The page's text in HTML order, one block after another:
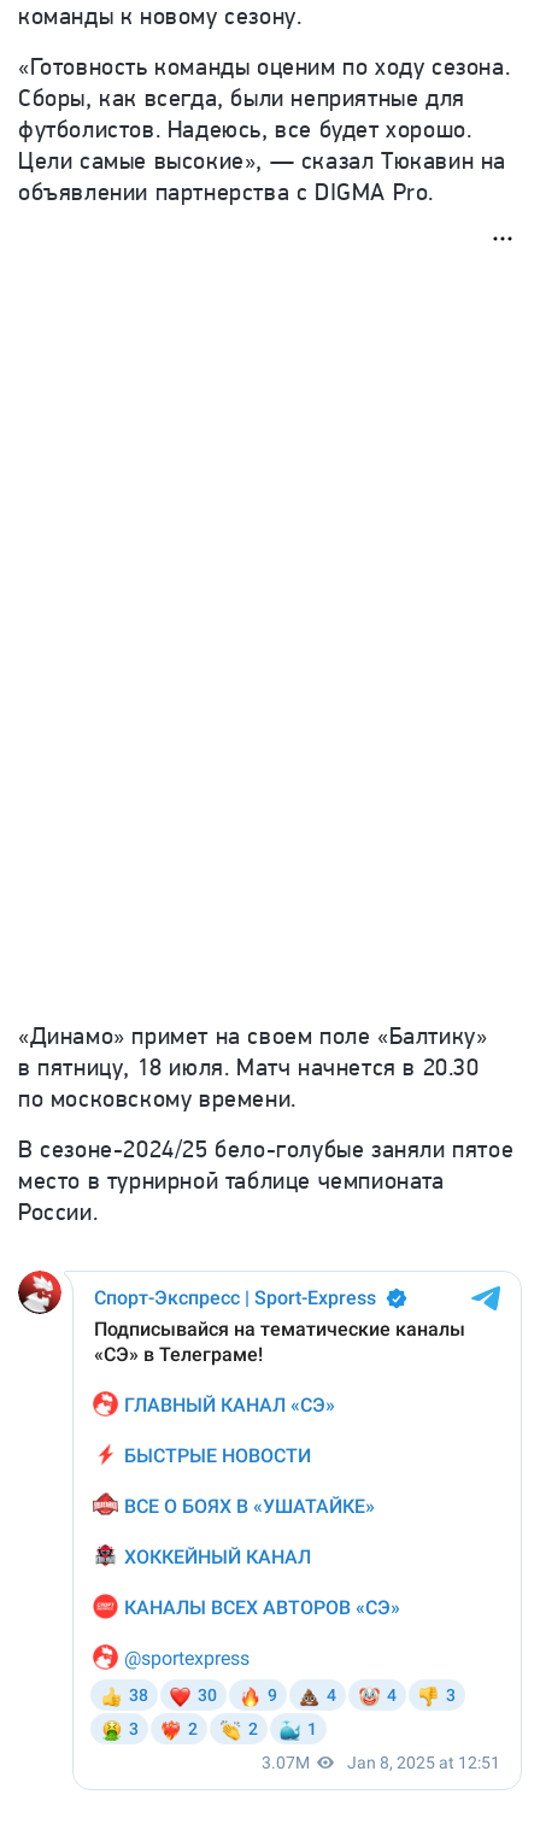
команды к новому сезону.
«Готовность команды оценим по ходу сезона.
Сборы, как всегда, были неприятные для
футболистов. Надеюсь, все будет хорошо.
Цели самые высокие», — сказал Тюкавин на
объявлении партнерства с DIGMA Pro.
«Динамо» примет на своем поле «Балтику»
в пятницу, 18 июля. Матч начнется в 20.30
по московскому времени.
В сезоне-2024/25 бело-голубые заняли пятое
место в турнирной таблице чемпионата
России.